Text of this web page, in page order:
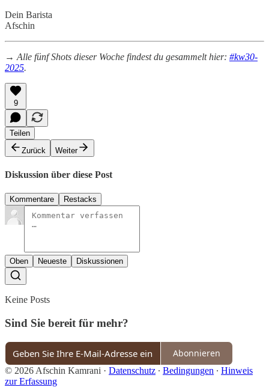
Dein Barista
Afschin
→ Alle fünf Shots dieser Woche findest du gesammelt hier: #kw30-
2025.
9
Teilen
Zurück
Weiter
Diskussion über diese Post
Kommentare Restacks
Oben Neueste Diskussionen
Keine Posts
Sind Sie bereit für mehr?
Abonnieren
© 2026 Afschin Kamrani · Datenschutz ∙ Bedingungen ∙ Hinweis
zur Erfassung